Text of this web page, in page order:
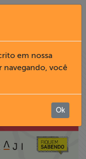
em nossa
navegando, você
Ok